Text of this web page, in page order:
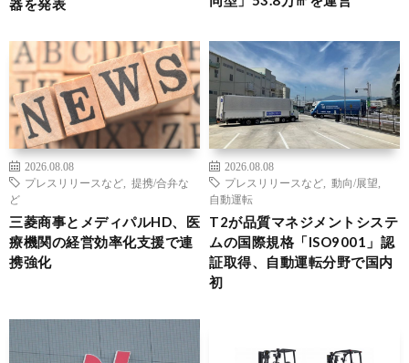
器を発表
2026.08.08
プレスリリースなど
提携/合弁な
ど
三菱商事とメディパルHD、医
療機関の経営効率化支援で連
携強化
2026.08.08
プレスリリースなど
動向/展望
自動運転
T2が品質マネジメントシステ
ムの国際規格「ISO9001」認
証取得、自動運転分野で国内
初